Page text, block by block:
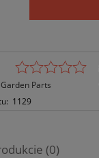
Garden Parts
1129
(0)